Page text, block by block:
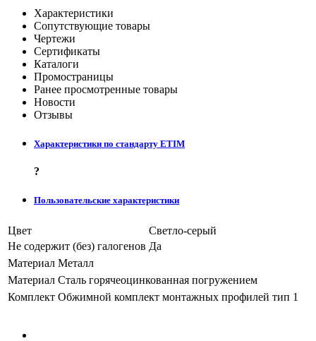
Характеристики
Сопутствующие товары
Чертежи
Сертификаты
Каталоги
Промостраницы
Ранее просмотренные товары
Новости
Отзывы
Характеристики по стандарту ETIM
?
Пользовательские характеристики
Цвет
Светло-серый
Не содержит (без) галогенов Да
Материал Металл
Материал Сталь горячеоцинкованная погружением
Комплект Обжимной комплект монтажных профилей тип 1